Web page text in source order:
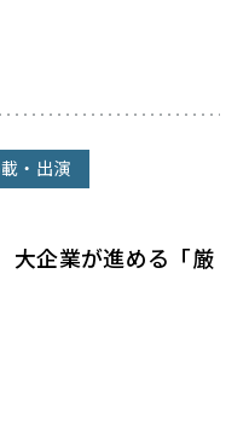
・出演
企業が進める「厳